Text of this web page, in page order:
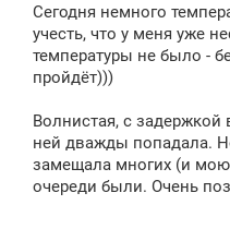
н
и
Сегодня немного
учесть, что у меня уже
температуры не было -
пройдёт)))
Волнистая, с задержкой
ней дважды попадала.
замещала многих (и
очереди были. Очень